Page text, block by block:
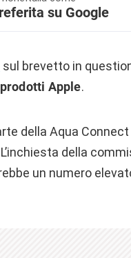
su Google
sul brevetto in
Apple.
della Aqua
della
un numero